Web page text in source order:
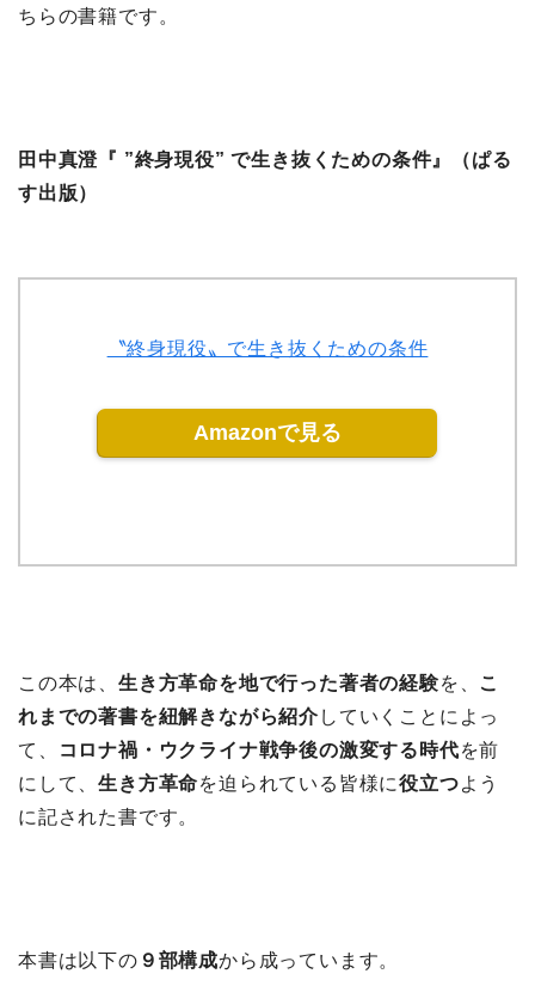
ちらの書籍です。
田中真澄『 ”終身現役” で生き抜くための条件』（ぱる
す出版）
〝終身現役〟で生き抜くための条件
Amazonで見る
この本は、 生き方革命を地で行った著者の経験を、 こ
れまでの著書を紐解きながら紹介していくことによっ
て、
コロナ禍・ウクライナ戦争後の激変する時代を前
にして、生き方革命を迫られている皆様に役立つよう
に記された書です。
本書は以下の ９部構成から成っています。